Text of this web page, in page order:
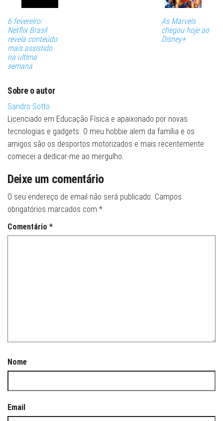
6 fevereiro:
Netflix Brasil
revela conteúdo
mais assistido
na ultima
semana
As Marvels
chegou hoje ao
Disney+
Sobre o autor
Sandro Sotto
Licenciado em Educação Física e apaixonado por novas
tecnologias e gadgets. O meu hobbie alem da família e os
amigos são os desportos motorizados e mais recentemente
comecei a dedicar-me ao mergulho.
Deixe um comentário
O seu endereço de email não será publicado. Campos
obrigatórios marcados com *
Comentário *
Nome
Email